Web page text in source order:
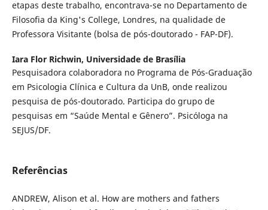
etapas deste trabalho, encontrava-se no Departamento de
Filosofia da King's College, Londres, na qualidade de
Professora Visitante (bolsa de pós-doutorado - FAP-DF).
Iara Flor Richwin, Universidade de Brasília
Pesquisadora colaboradora no Programa de Pós-Graduação
em Psicologia Clínica e Cultura da UnB, onde realizou
pesquisa de pós-doutorado. Participa do grupo de
pesquisas em “Saúde Mental e Gênero”. Psicóloga na
SEJUS/DF.
Referências
ANDREW, Alison et al. How are mothers and fathers